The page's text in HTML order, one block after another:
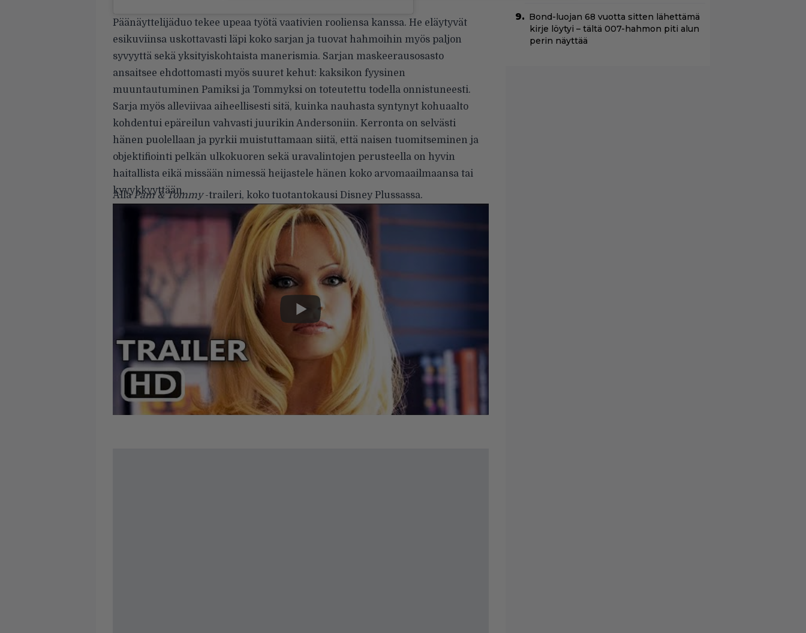
Päänäyttelijäduo tekee upeaa työtä vaativien rooliensa kanssa. He eläytyvät
esikuviinsa uskottavasti läpi koko sarjan ja tuovat hahmoihin myös paljon
syvyyttä sekä yksityiskohtaista manerismia. Sarjan maskeerausosasto
ansaitsee ehdottomasti myös suuret kehut: kaksikon fyysinen
muuntautuminen Pamiksi ja Tommyksi on toteutettu todella onnistuneesti.
Sarja myös alleviivaa aiheellisesti sitä, kuinka nauhasta syntynyt kohuaalto
kohdentui epäreilun vahvasti juurikin Andersoniin. Kerronta on selvästi
hänen puolellaan ja pyrkii muistuttamaan siitä, että naisen tuomitseminen ja
objektifiointi pelkän ulkokuoren sekä uravalintojen perusteella on hyvin
haitallista eikä missään nimessä heijastele hänen koko arvomaailmaansa tai
kyvykkyyttään.
AllaPam & Tommy-traileri, koko tuotantokausi Disney Plussassa.
Bond-luojan 68 vuotta sitten lähettämä
kirje löytyi – tältä 007-hahmon piti alun
perin näyttää